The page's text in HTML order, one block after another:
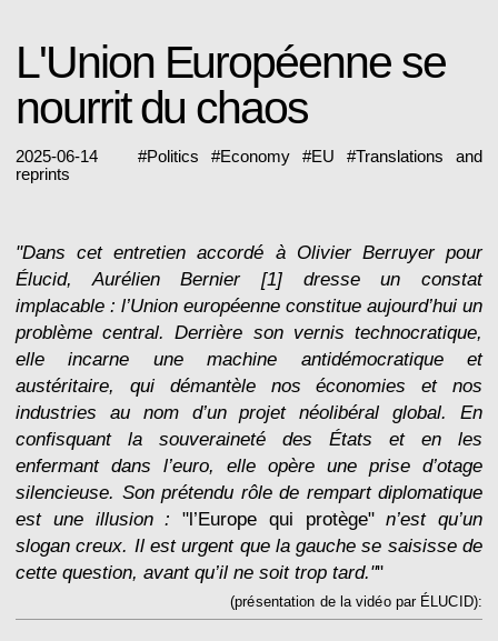
L'Union Européenne se
nourrit du chaos
2025-06-14 #Politics #Economy #EU #Translations and
reprints
"Dans cet entretien accordé à Olivier Berruyer pour
Élucid, Aurélien Bernier [1] dresse un constat
implacable : l’Union européenne constitue aujourd’hui un
problème central. Derrière son vernis technocratique,
elle incarne une machine antidémocratique et
austéritaire, qui démantèle nos économies et nos
industries au nom d’un projet néolibéral global. En
confisquant la souveraineté des États et en les
enfermant dans l’euro, elle opère une prise d’otage
silencieuse. Son prétendu rôle de rempart diplomatique
est une illusion : "l’Europe qui protège"n’est qu’un
slogan creux. Il est urgent que la gauche se saisisse de
cette question, avant qu’il ne soit trop tard.""
(présentation de la vidéo par ÉLUCID):